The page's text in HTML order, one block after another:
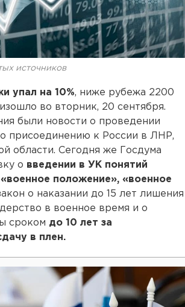
источников
упал на 10%, ниже рубежа 2200
во вторник, 20 сентября.
были новости о проведении
присоединению к России в ЛНР,
области. Сегодня же Госдума
о введении в УК понятий
положение», «военное
о наказании до 15 лет лишения
в военное время и о
сроком до 10 лет за
в плен.